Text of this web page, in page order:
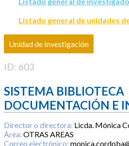
Listado general de unidades
Unidad de Investigación
ID: 603
SISTEMA BIBLIOTECA
DOCUMENTACIÓN E
Director o directora: Licda. Mónica
Área: OTRAS AREAS
Correo electrónico: